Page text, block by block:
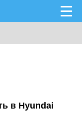
в Hyundai